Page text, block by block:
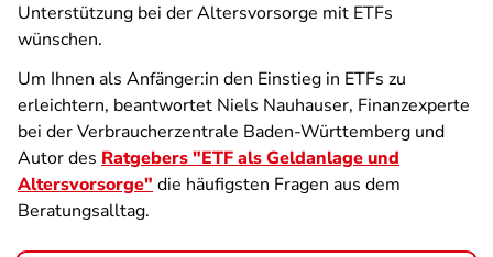
Unterstützung bei der Altersvorsorge mit ETFs
wünschen.
Um Ihnen als Anfänger:in den Einstieg in ETFs zu
erleichtern, beantwortet Niels Nauhauser, Finanzexperte
bei der Verbraucherzentrale Baden-Württemberg und
Autor des Ratgebers "ETF als Geldanlage und
Altersvorsorge" die häufigsten Fragen aus dem
Beratungsalltag.